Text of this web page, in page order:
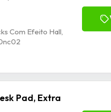
Com Efeito Hall,
Pad, Extra